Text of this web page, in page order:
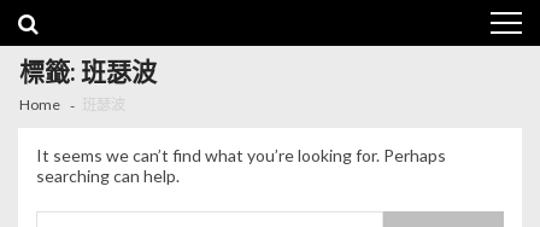
Skip to navigation
Skip to content
標籤: 班瑟波
Home 班瑟波
It seems we can’t find what you’re looking for. Perhaps
searching can help.